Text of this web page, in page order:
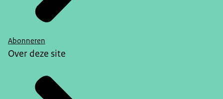
Abonneren
Over deze site